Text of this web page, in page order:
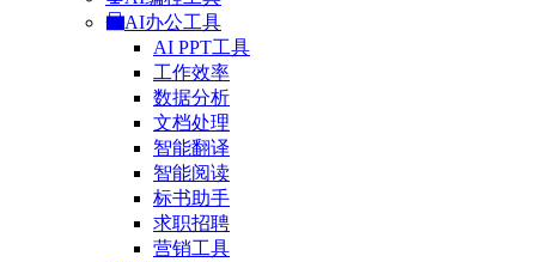
AI办公工具
AI PPT工具
工作效率
数据分析
文档处理
智能翻译
智能阅读
标书助手
求职招聘
营销工具